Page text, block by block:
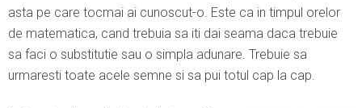
asta pe care tocmai ai cunoscut-o. Este ca in timpul orelor
de matematica, cand trebuia sa iti dai seama daca trebuie
sa faci o substitutie sau o simpla adunare. Trebuie sa
urmaresti toate acele semne si sa pui totul cap la cap.